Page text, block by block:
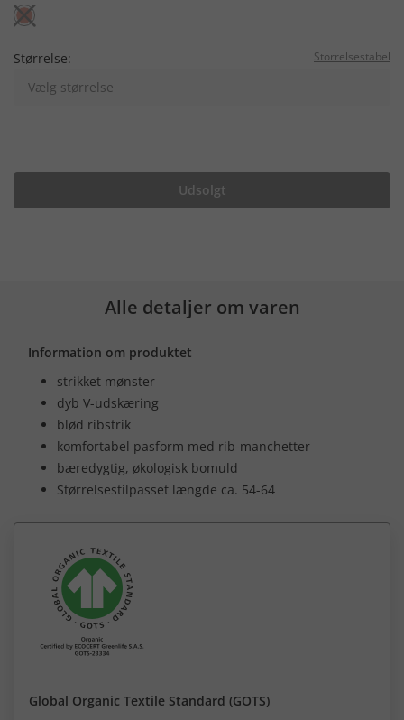
Størrelse: Storrelsestabel
Vælg størrelse
Udsolgt
Alle detaljer om varen
Information om produktet
strikket mønster
dyb V-udskæring
blød ribstrik
komfortabel pasform med rib-manchetter
bæredygtig, økologisk bomuld
Størrelsestilpasset længde ca. 54-64
Global Organic Textile Standard (GOTS)